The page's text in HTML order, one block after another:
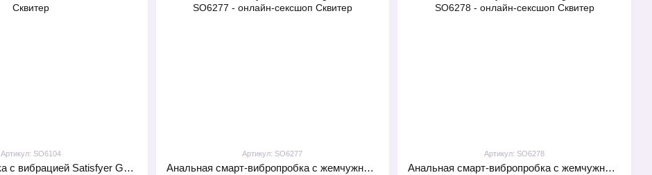
Артикул: SO6104
Анальная пробка с вибрацией Satisfyer Game Changer Pink
Артикул: SO6277
Анальная смарт-вибропробка с жемчужным массажем Satisfyer Rotator Plug 1+ Red
Артикул: SO6278
Анальная смарт-вибропробка с жемчужным массажем Satisfyer Rotator Plug 1+ Black